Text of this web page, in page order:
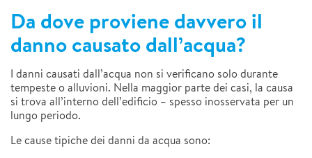
Da dove proviene davvero il
danno causato dall’acqua?
I danni causati dall’acqua non si verificano solo durante
tempeste o alluvioni. Nella maggior parte dei casi, la causa
si trova all’interno dell’edificio – spesso inosservata per un
lungo periodo.
Le cause tipiche dei danni da acqua sono: